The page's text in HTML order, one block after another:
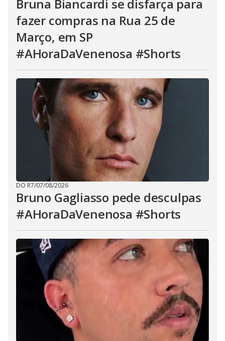
Bruna Biancardi se disfarça para
fazer compras na Rua 25 de
Março, em SP
#AHoraDaVenenosa #Shorts
DO R7/07/08/2026
Bruno Gagliasso pede desculpas
#AHoraDaVenenosa #Shorts